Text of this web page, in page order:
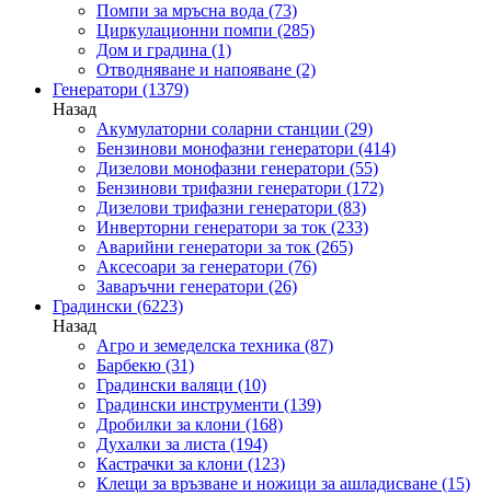
Помпи за мръсна вода (73)
Циркулационни помпи (285)
Дом и градина (1)
Отводняване и напояване (2)
Генератори (1379)
Назад
Акумулаторни соларни станции (29)
Бензинови монофазни генератори (414)
Дизелови монофазни генератори (55)
Бензинови трифазни генератори (172)
Дизелови трифазни генератори (83)
Инверторни генератори за ток (233)
Аварийни генератори за ток (265)
Аксесоари за генератори (76)
Заваръчни генератори (26)
Градински (6223)
Назад
Агро и земеделска техника (87)
Барбекю (31)
Градински валяци (10)
Градински инструменти (139)
Дробилки за клони (168)
Духалки за листа (194)
Кастрачки за клони (123)
Клещи за връзване и ножици за ашладисване (15)